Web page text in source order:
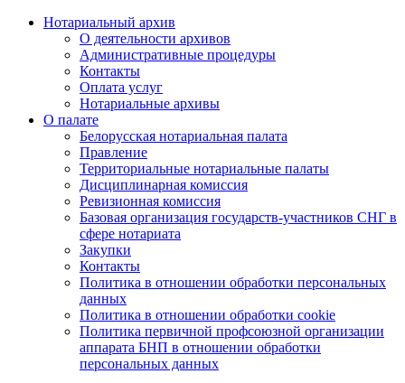
Нотариальный архив
О деятельности архивов
Административные процедуры
Контакты
Оплата услуг
Нотариальные архивы
О палате
Белорусская нотариальная палата
Правление
Территориальные нотариальные палаты
Дисциплинарная комиссия
Ревизионная комиссия
Базовая организация государств-участников СНГ в
сфере нотариата
Закупки
Контакты
Политика в отношении обработки персональных
данных
Политика в отношении обработки cookie
Политика первичной профсоюзной организации
аппарата БНП в отношении обработки
персональных данных